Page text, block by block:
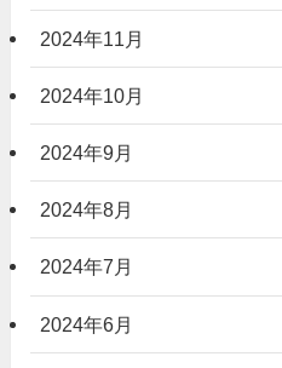
2024年11月
2024年10月
2024年9月
2024年8月
2024年7月
2024年6月